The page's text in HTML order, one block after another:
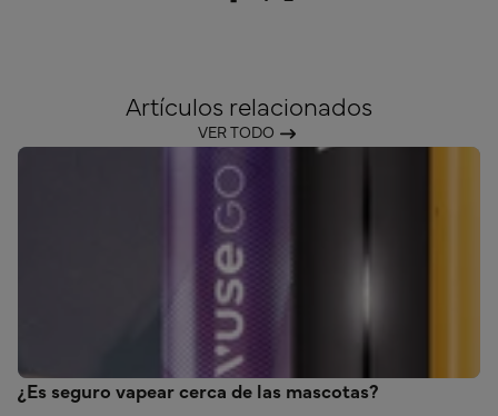
Artículos relacionados
VER TODO
¿Es seguro vapear cerca de las mascotas?